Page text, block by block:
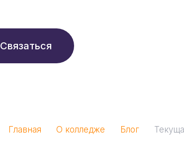
Связаться
Главная О колледже Блог